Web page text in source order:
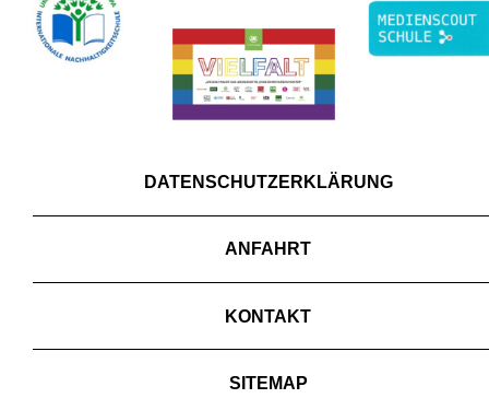
DATENSCHUTZERKLÄRUNG
ANFAHRT
KONTAKT
SITEMAP